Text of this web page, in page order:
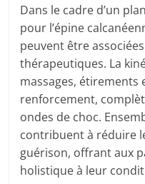
Dans le cadre d’un
pour l’épine
peuvent être
thérapeutiques. La
massages, étirements
renforcement,
ondes de choc.
contribuent à réduire
guérison, offrant aux
holistique à leur